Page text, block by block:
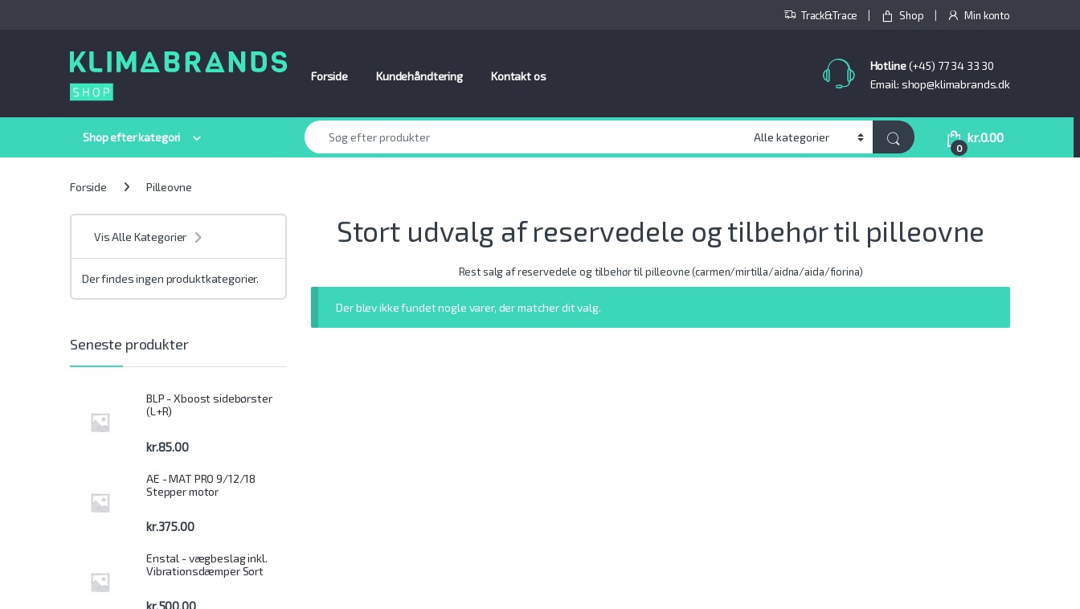
Track&Trace Shop Min konto
Forside Kundehåndtering Kontakt os
Hotline(+45) 77 34 33 30
Email: shop@klimabrands.dk
Shop efter kategori
Søge efter:
0
kr.0.00
Forside Pilleovne
Stort udvalg af reservedele og tilbehør til pilleovne
Rest salg af reservedele og tilbehør til pilleovne (carmen/mirtilla/aidna/aida/fiorina)
Der blev ikke fundet nogle varer, der matcher dit valg.
Vis Alle Kategorier
Der findes ingen produktkategorier.
Seneste produkter
BLP - Xboost sidebørster
(L+R)
kr.85.00
AE - MAT PRO 9/12/18
Stepper motor
kr.375.00
Enstal - vægbeslag inkl.
Vibrationsdæmper Sort
kr.500.00